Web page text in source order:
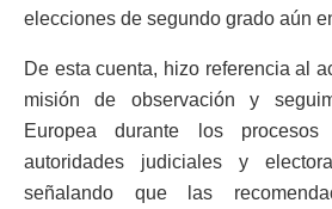
elecciones de segundo grado aún
De esta cuenta, hizo referencia al
misión de observación y
Europea durante los
autoridades judiciales y
señalando que las